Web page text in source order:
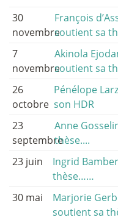
30
novembre
François
soutient sa
7
novembre
Akinola
soutient sa
26
octobre
Pénélope
son HDR
23
septembre
Anne
thèse....
23 juin
Ingrid
thèse……
30 mai
Marjorie
soutient sa